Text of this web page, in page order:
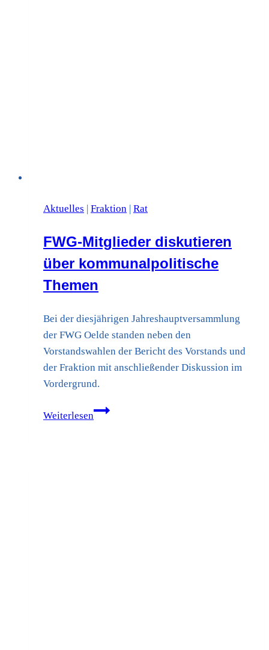
Aktuelles | Fraktion | Rat
FWG-Mitglieder diskutieren
über kommunalpolitische
Themen
Bei der diesjährigen Jahreshauptversammlung
der FWG Oelde standen neben den
Vorstandswahlen der Bericht des Vorstands und
der Fraktion mit anschließender Diskussion im
Vordergrund.
Weiterlesen
FWG-